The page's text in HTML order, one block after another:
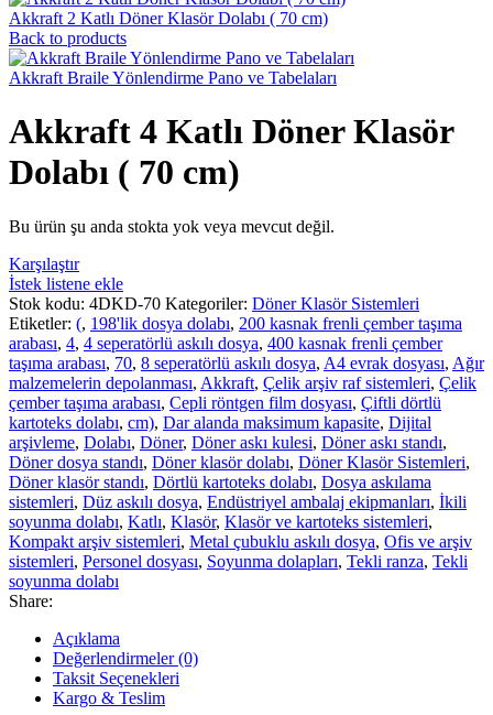
Akkraft 2 Katlı Döner Klasör Dolabı ( 70 cm)
Back to products
Akkraft Braile Yönlendirme Pano ve Tabelaları
Akkraft 4 Katlı Döner Klasör
Dolabı ( 70 cm)
Bu ürün şu anda stokta yok veya mevcut değil.
Karşılaştır
İstek listene ekle
Stok kodu: 4DKD-70 Kategoriler: Döner Klasör Sistemleri
Etiketler: (, 198'lik dosya dolabı, 200 kasnak frenli çember taşıma
arabası, 4, 4 seperatörlü askılı dosya, 400 kasnak frenli çember
taşıma arabası, 70, 8 seperatörlü askılı dosya, A4 evrak dosyası, Ağır
malzemelerin depolanması, Akkraft, Çelik arşiv raf sistemleri, Çelik
çember taşıma arabası, Cepli röntgen film dosyası, Çiftli dörtlü
kartoteks dolabı, cm), Dar alanda maksimum kapasite, Dijital
arşivleme, Dolabı, Döner, Döner askı kulesi, Döner askı standı,
Döner dosya standı, Döner klasör dolabı, Döner Klasör Sistemleri,
Döner klasör standı, Dörtlü kartoteks dolabı, Dosya askılama
sistemleri, Düz askılı dosya, Endüstriyel ambalaj ekipmanları, İkili
soyunma dolabı, Katlı, Klasör, Klasör ve kartoteks sistemleri,
Kompakt arşiv sistemleri, Metal çubuklu askılı dosya, Ofis ve arşiv
sistemleri, Personel dosyası, Soyunma dolapları, Tekli ranza, Tekli
soyunma dolabı
Share:
Açıklama
Değerlendirmeler (0)
Taksit Seçenekleri
Kargo & Teslim